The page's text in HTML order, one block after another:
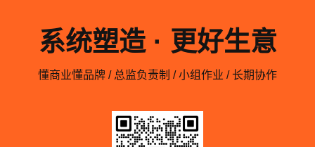
系统塑造 · 更好生意
懂商业懂品牌 / 总监负责制 / 小组作业 / 长期协作